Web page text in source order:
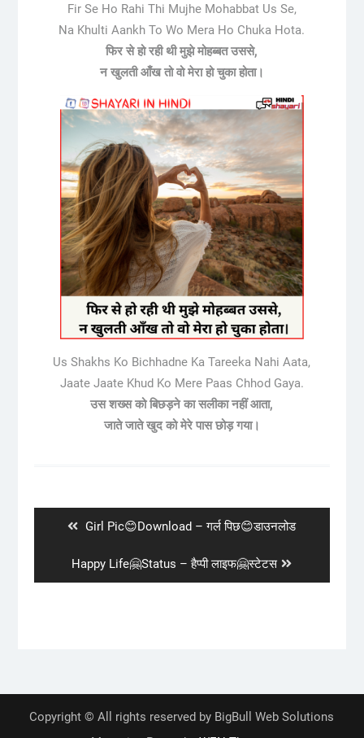
Fir Se Ho Rahi Thi Mujhe Mohabbat Us Se,
Na Khulti Aankh To Wo Mera Ho Chuka Hota.
फिर से हो रही थी मुझे मोहब्बत उससे,
न खुलती आँख तो वो मेरा हो चुका होता।
Us Shakhs Ko Bichhadne Ka Tareeka Nahi Aata,
Jaate Jaate Khud Ko Mere Paas Chhod Gaya.
उस शख्स को बिछड़ने का सलीका नहीं आता,
जाते जाते खुद को मेरे पास छोड़ गया।
Previous
Girl Pic😊Download – गर्ल पिछ😊डाउनलोड
Next
post:
Happy Life🤗Status – हैप्पी लाइफ🤗स्टेटस
Copyright © All rights reserved by BigBull Web Solutions